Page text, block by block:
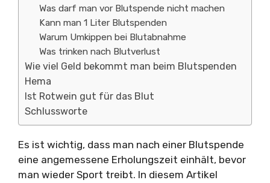
Was darf man vor Blutspende nicht machen
Kann man 1 Liter Blutspenden
Warum Umkippen bei Blutabnahme
Was trinken nach Blutverlust
Wie viel Geld bekommt man beim Blutspenden
Hema
Ist Rotwein gut für das Blut
Schlussworte
Es ist wichtig, dass man nach einer Blutspende
eine angemessene Erholungszeit einhält, bevor
man wieder Sport treibt. In diesem Artikel